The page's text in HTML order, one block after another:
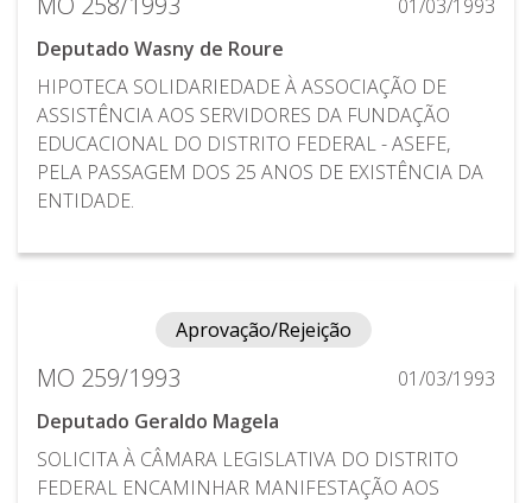
01/03/1993
Deputado Wasny de Roure
HIPOTECA SOLIDARIEDADE À ASSOCIAÇÃO DE
ASSISTÊNCIA AOS SERVIDORES DA FUNDAÇÃO
EDUCACIONAL DO DISTRITO FEDERAL - ASEFE,
PELA PASSAGEM DOS 25 ANOS DE EXISTÊNCIA DA
ENTIDADE.
Aprovação/Rejeição
MO 259/1993
01/03/1993
Deputado Geraldo Magela
SOLICITA À CÂMARA LEGISLATIVA DO DISTRITO
FEDERAL ENCAMINHAR MANIFESTAÇÃO AOS